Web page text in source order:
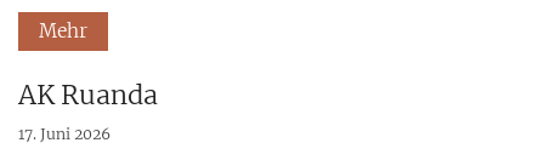
Mehr
AK Ruanda
17. Juni 2026